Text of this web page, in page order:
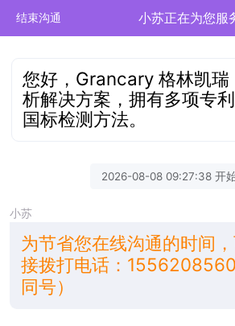
结束沟通 小苏正在为您服
您好，Grancary 格林凯瑞
析解决方案，拥有多项专
国标检测方法。
2026-08-08 09:27:38 开
小苏
为节省您在线沟通的时间
接拨打电话：
同号）